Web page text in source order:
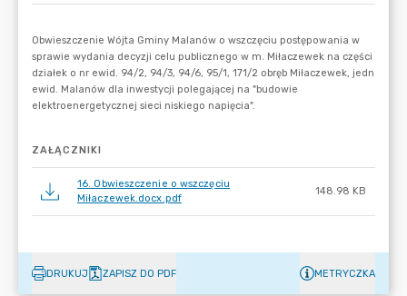
ZAŁĄCZNIKI
16. Obwieszczenie o wszczęciu
Miłaczewek.docx.pdf
148.98 KB
DRUKUJ ZAPISZ DO PDF METRYCZKA